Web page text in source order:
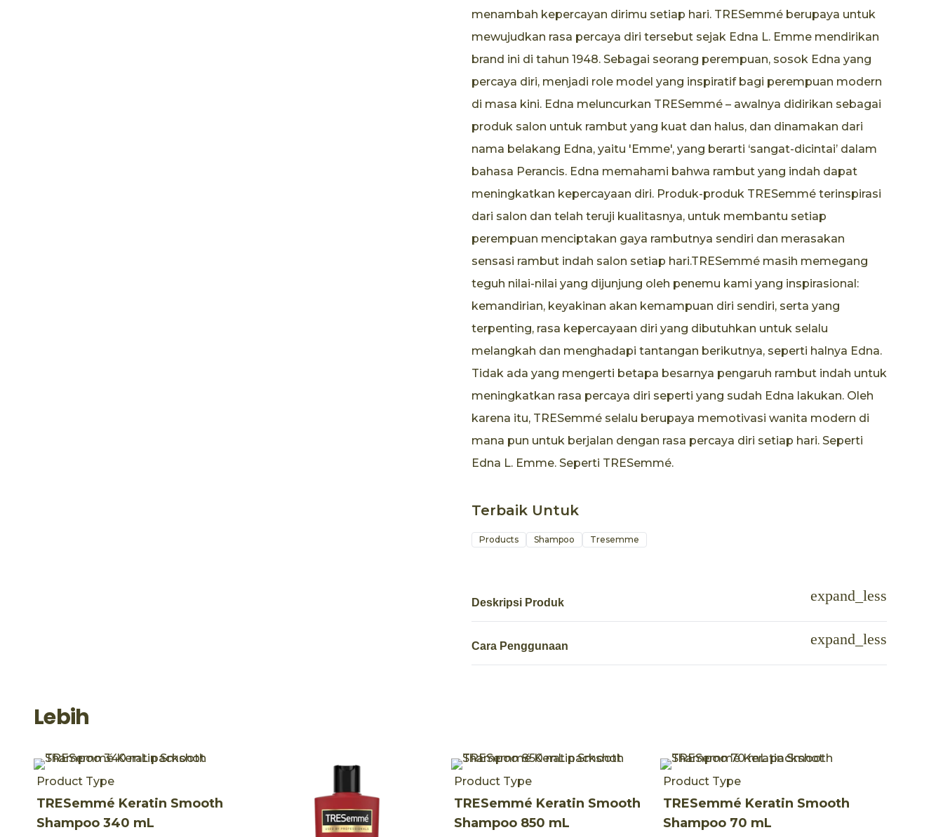
menambah kepercayan dirimu setiap hari. TRESemmé berupaya untuk
mewujudkan rasa percaya diri tersebut sejak Edna L. Emme mendirikan
brand ini di tahun 1948. Sebagai seorang perempuan, sosok Edna yang
percaya diri, menjadi role model yang inspiratif bagi perempuan modern
di masa kini. Edna meluncurkan TRESemmé – awalnya didirikan sebagai
produk salon untuk rambut yang kuat dan halus, dan dinamakan dari
nama belakang Edna, yaitu 'Emme', yang berarti ‘sangat-dicintai’ dalam
bahasa Perancis. Edna memahami bahwa rambut yang indah dapat
meningkatkan kepercayaan diri. Produk-produk TRESemmé terinspirasi
dari salon dan telah teruji kualitasnya, untuk membantu setiap
perempuan menciptakan gaya rambutnya sendiri dan merasakan
sensasi rambut indah salon setiap hari.TRESemmé masih memegang
teguh nilai-nilai yang dijunjung oleh penemu kami yang inspirasional:
kemandirian, keyakinan akan kemampuan diri sendiri, serta yang
terpenting, rasa kepercayaan diri yang dibutuhkan untuk selalu
melangkah dan menghadapi tantangan berikutnya, seperti halnya Edna.
Tidak ada yang mengerti betapa besarnya pengaruh rambut indah untuk
meningkatkan rasa percaya diri seperti yang sudah Edna lakukan. Oleh
karena itu, TRESemmé selalu berupaya memotivasi wanita modern di
mana pun untuk berjalan dengan rasa percaya diri setiap hari. Seperti
Edna L. Emme. Seperti TRESemmé.
Terbaik Untuk
Products Shampoo Tresemme
Deskripsi Produk
Cara Penggunaan
Lebih
Product Type
TRESemmé Keratin Smooth
Shampoo 340 mL
Product Type
TRESemmé Keratin Smooth
Shampoo 850 mL
Product Type
TRESemmé Keratin Smooth
Shampoo 70 mL